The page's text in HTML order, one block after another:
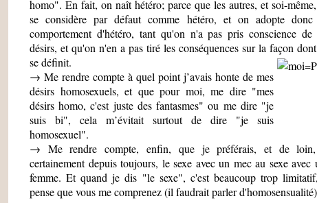
homo". En fait, on naît hétéro; parce que les autres, et soi-
se considère par défaut comme hétéro, et on adopte
comportement d'hétéro, tant qu'on n'a pas pris conscience de
désirs, et qu'on n'en a pas tiré les conséquences sur la façon
se définit.
→ Me rendre compte à quel point j’avais honte de mes
désirs homosexuels, et que pour moi, me dire "mes
désirs homo, c'est juste des fantasmes" ou me dire "je
suis bi", cela m’évitait surtout de dire "je suis
homosexuel".
→ Me rendre compte, enfin, que je préférais, et de
certainement depuis toujours, le sexe avec un mec au sexe avec
femme. Et quand je dis "le sexe", c'est beaucoup trop
pense que vous me comprenez (il faudrait parler